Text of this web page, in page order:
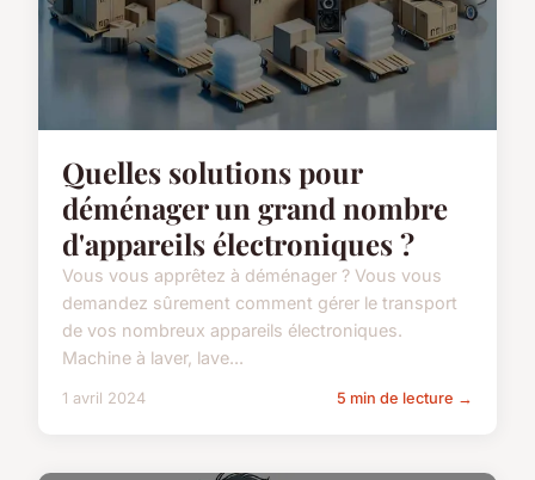
Quelles solutions pour
déménager un grand nombre
d'appareils électroniques ?
Vous vous apprêtez à déménager ? Vous vous
demandez sûrement comment gérer le transport
de vos nombreux appareils électroniques.
Machine à laver, lave...
1 avril 2024 5 min de lecture →